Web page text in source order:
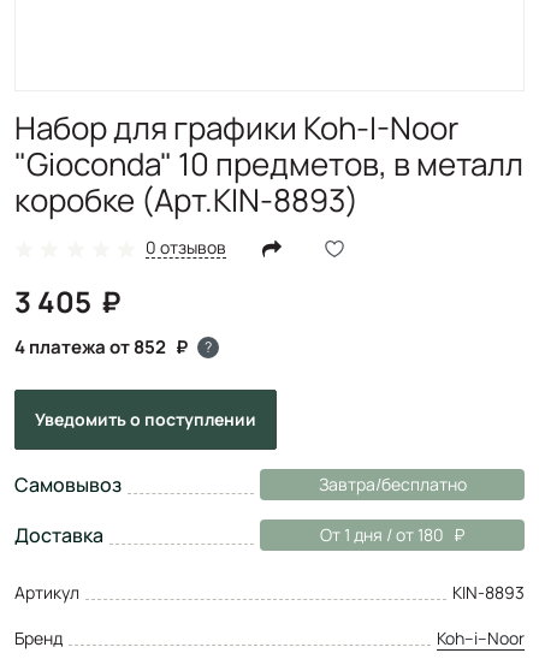
Набор для графики Koh-I-Noor
"Gioconda" 10 предметов, в металл
коробке (Арт.KIN-8893)
0 отзывов
3 405
4 платежа от 852 ?
Уведомитьо поступлении
Самовывоз Завтра/бесплатно
Доставка От 1 дня / от 180
Артикул
KIN-8893
Бренд
Koh–i–Noor